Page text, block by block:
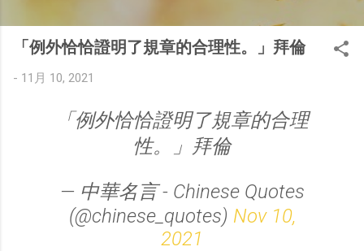
「例外恰恰證明了規章的合理性。」拜倫
- 11月 10, 2021
「例外恰恰證明了規章的合理
性。」拜倫
— 中華名言 - Chinese Quotes
(@chinese_quotes) Nov 10,
2021